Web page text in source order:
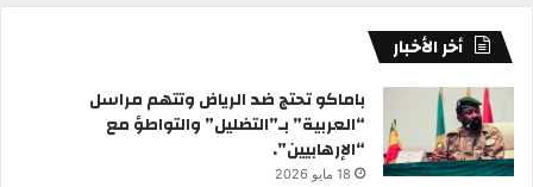
أخر الأخبار
باماكو تحتج ضد الرياض وتتهم مراسل
“العربية” بـ”التضليل” والتواطؤ مع
“الإرهابيين”.
18 مايو 2026